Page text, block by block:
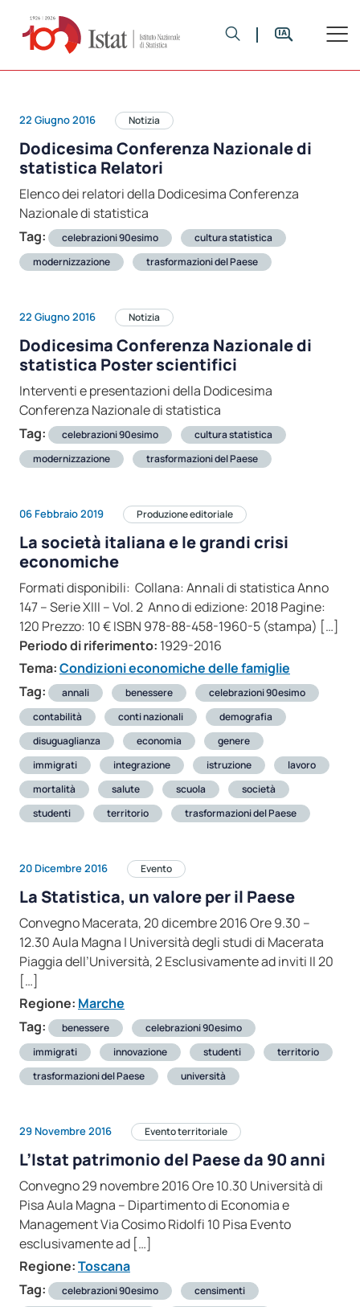
22 Giugno 2016 Notizia
Dodicesima Conferenza Nazionale di
statistica Relatori
Elenco dei relatori della Dodicesima Conferenza
Nazionale di statistica
Tag:
celebrazioni 90esimo
cultura statistica
modernizzazione
trasformazioni del Paese
22 Giugno 2016 Notizia
Dodicesima Conferenza Nazionale di
statistica Poster scientifici
Interventi e presentazioni della Dodicesima
Conferenza Nazionale di statistica
Tag:
celebrazioni 90esimo
cultura statistica
modernizzazione
trasformazioni del Paese
06 Febbraio 2019 Produzione editoriale
La società italiana e le grandi crisi
economiche
Formati disponibili: Collana: Annali di statistica Anno
147 – Serie XIII – Vol. 2 Anno di edizione: 2018 Pagine:
120 Prezzo: 10 € ISBN 978-88-458-1960-5 (stampa) […]
Periodo di riferimento: 1929-2016
Tema:Condizioni economiche delle famiglie
Tag:
annali benessere
celebrazioni 90esimo
contabilità
conti nazionali
demografia
disuguaglianza
economia
genere
immigrati
integrazione istruzione
lavoro
mortalità
salute scuola
società
studenti
territorio trasformazioni del Paese
20 Dicembre 2016 Evento
La Statistica, un valore per il Paese
Convegno Macerata, 20 dicembre 2016 Ore 9.30 –
12.30 Aula Magna | Università degli studi di Macerata
Piaggia dell’Università, 2 Esclusivamente ad inviti Il 20
[…]
Regione: Marche
Tag:
benessere
celebrazioni 90esimo
immigrati
innovazione studenti
territorio
trasformazioni del Paese
università
29 Novembre 2016 Evento territoriale
L’Istat patrimonio del Paese da 90 anni
Convegno 29 novembre 2016 Ore 10.30 Università di
Pisa Aula Magna – Dipartimento di Economia e
Management Via Cosimo Ridolfi 10 Pisa Evento
esclusivamente ad […]
Regione:Toscana
Tag:
celebrazioni 90esimo
censimenti